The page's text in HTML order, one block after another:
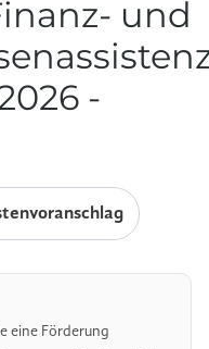
und
-
eine Förderung